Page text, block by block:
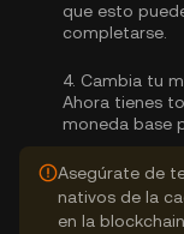
que esto
completarse.
4. Cambia tu
Ahora tienes
moneda base
Asegúrate de
nativos de la
en la